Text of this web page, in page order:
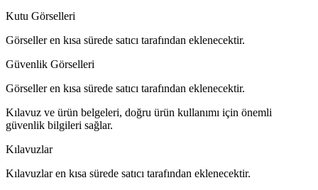
Kutu Görselleri
Görseller en kısa sürede satıcı tarafından eklenecektir.
Güvenlik Görselleri
Görseller en kısa sürede satıcı tarafından eklenecektir.
Kılavuz ve ürün belgeleri, doğru ürün kullanımı için önemli
güvenlik bilgileri sağlar.
Kılavuzlar
Kılavuzlar en kısa sürede satıcı tarafından eklenecektir.